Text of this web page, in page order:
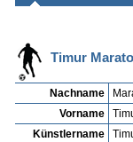
Timur
Nachname
Vorname
Künstlername